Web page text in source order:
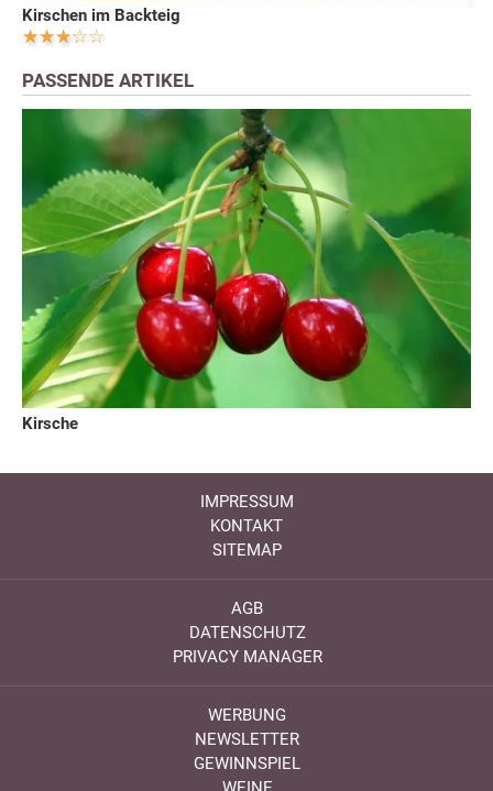
Kirschen im Backteig
PASSENDE ARTIKEL
Kirsche
IMPRESSUM
KONTAKT
SITEMAP
AGB
DATENSCHUTZ
PRIVACY MANAGER
WERBUNG
NEWSLETTER
GEWINNSPIEL